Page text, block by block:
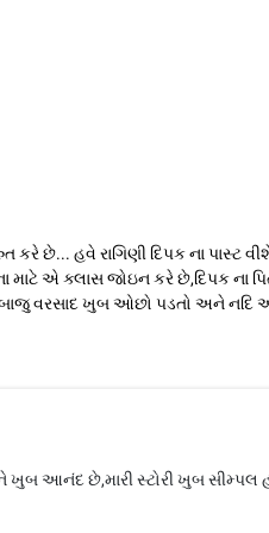
કરે છે... હવે રાગિણી દિપક ના
એ ક્લાસ જોઇન કરે છે,દિપક ના
બાજુ વરસાદ ખુબ ઓછો પડતો અને
આનંદ છે,મારી સ્ટોરી ખુબ સીમ્પલ